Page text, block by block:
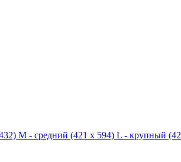
M - средний (421 x 594) L - крупный